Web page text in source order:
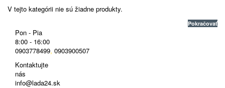
V tejto kategórii nie sú žiadne produkty.
Pokračovať
Pon - Pia
8:00 - 16:00
0903778499, 0903900507
Kontaktujte
nás
info@lada24.sk